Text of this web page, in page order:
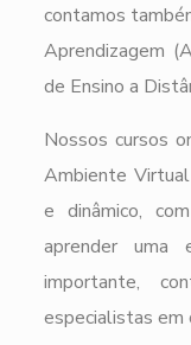
contamos
Aprendizagem
de Ensino a
Nossos cursos
Ambiente
e dinâmico,
aprender uma
importante,
especialistas em